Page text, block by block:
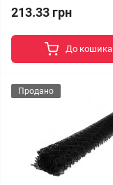
213.33 грн
До кошика
Продано